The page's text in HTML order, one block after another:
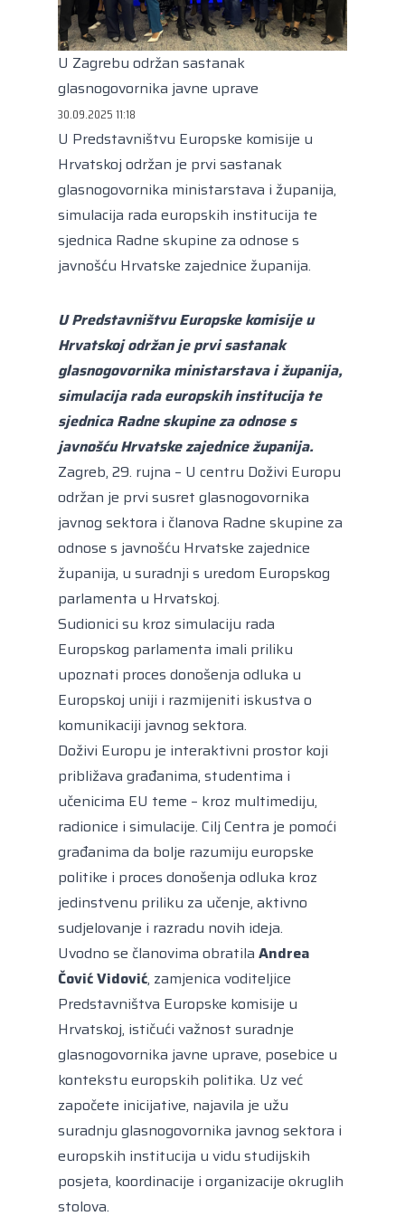
Europe
Europski odbor regija
U Zagrebu održan sastanak
glasnogovornika javne uprave
30.09.2025 11:18
U Predstavništvu Europske komisije u
Hrvatskoj održan je prvi sastanak
glasnogovornika ministarstava i županija,
simulacija rada europskih institucija te
sjednica Radne skupine za odnose s
javnošću Hrvatske zajednice županija.
U Predstavništvu Europske komisije u
Hrvatskoj održan je prvi sastanak
glasnogovornika ministarstava i županija,
simulacija rada europskih institucija te
sjednica Radne skupine za odnose s
javnošću Hrvatske zajednice županija.
Zagreb, 29. rujna – U centru Doživi Europu
održan je prvi susret glasnogovornika
javnog sektora i članova Radne skupine za
odnose s javnošću Hrvatske zajednice
županija, u suradnji s uredom Europskog
parlamenta u Hrvatskoj.
Sudionici su kroz simulaciju rada
Europskog parlamenta imali priliku
upoznati proces donošenja odluka u
Europskoj uniji i razmijeniti iskustva o
komunikaciji javnog sektora.
Doživi Europu je interaktivni prostor koji
približava građanima, studentima i
učenicima EU teme – kroz multimediju,
radionice i simulacije. Cilj Centra je pomoći
građanima da bolje razumiju europske
politike i proces donošenja odluka kroz
jedinstvenu priliku za učenje, aktivno
sudjelovanje i razradu novih ideja.
Uvodno se članovima obratila Andrea
Čović Vidović, zamjenica voditeljice
Predstavništva Europske komisije u
Hrvatskoj, ističući važnost suradnje
glasnogovornika javne uprave, posebice u
kontekstu europskih politika. Uz već
započete inicijative, najavila je užu
suradnju glasnogovornika javnog sektora i
europskih institucija u vidu studijskih
posjeta, koordinacije i organizacije okruglih
stolova.